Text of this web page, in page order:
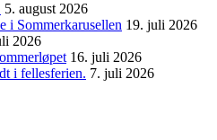
5. august 2026
i Sommerkarusellen 19. juli 2026
2026
16. juli 2026
i fellesferien. 7. juli 2026